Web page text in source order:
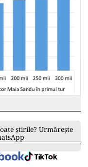
fapt, mult mai
în Republica
amenință nu
națională.